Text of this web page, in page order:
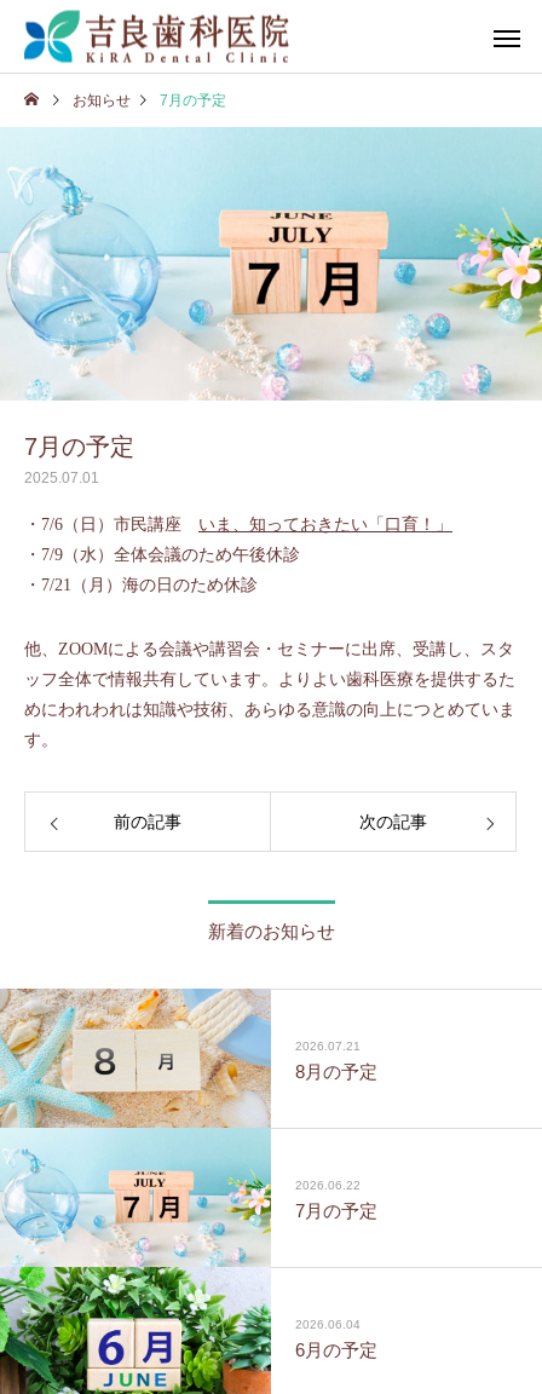
お知らせ 7月の予定
7月の予定
2025.07.01
・7/6（日）市民講座 いま、知っておきたい「口育！」
・7/9（水）全体会議のため午後休診
・7/21（月）海の日のため休診
他、ZOOMによる会議や講習会・セミナーに出席、受講し、スタ
ッフ全体で情報共有しています。よりよい歯科医療を提供するた
めにわれわれは知識や技術、あらゆる意識の向上につとめていま
す。
前の記事 次の記事
新着のお知らせ
2026.07.21
8月の予定
2026.06.22
7月の予定
2026.06.04
6月の予定